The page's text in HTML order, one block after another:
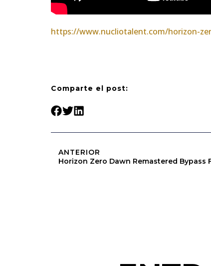
https://www.nucliotalent.com/horizon-
Comparte el post:
ANTERIOR